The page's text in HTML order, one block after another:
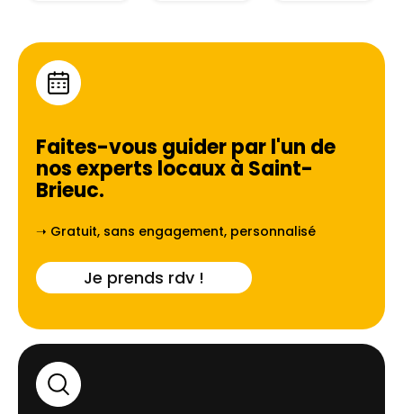
Faites-vous guider par l'un de
nos experts locaux à Saint-
Brieuc.
➝ Gratuit, sans engagement, personnalisé
Je prends rdv !